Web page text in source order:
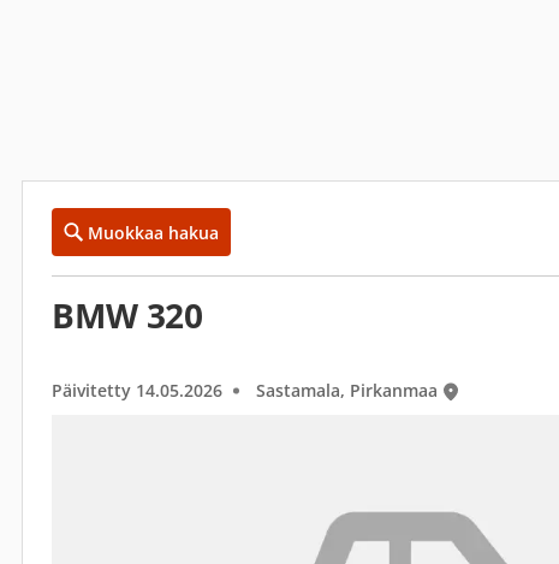
Muokkaa hakua
BMW 320
Päivitetty 14.05.2026 Sastamala, Pirkanmaa